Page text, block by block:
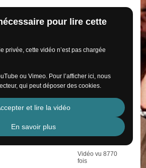
pour lire cette
privée, cette vidéo n’est pas chargée
ou Vimeo. Pour l’afficher ici, nous
qui peut déposer des cookies.
et lire la vidéo
En savoir plus
Vidéo vu 8770
fois